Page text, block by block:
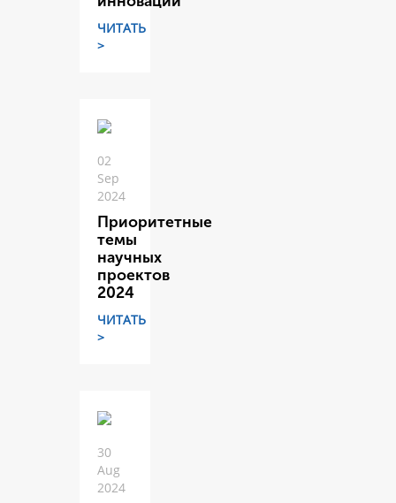
ЧИТАТЬ
>
02
Sep
2024
Приоритетные
темы
научных
проектов
2024
ЧИТАТЬ
>
30
Aug
2024